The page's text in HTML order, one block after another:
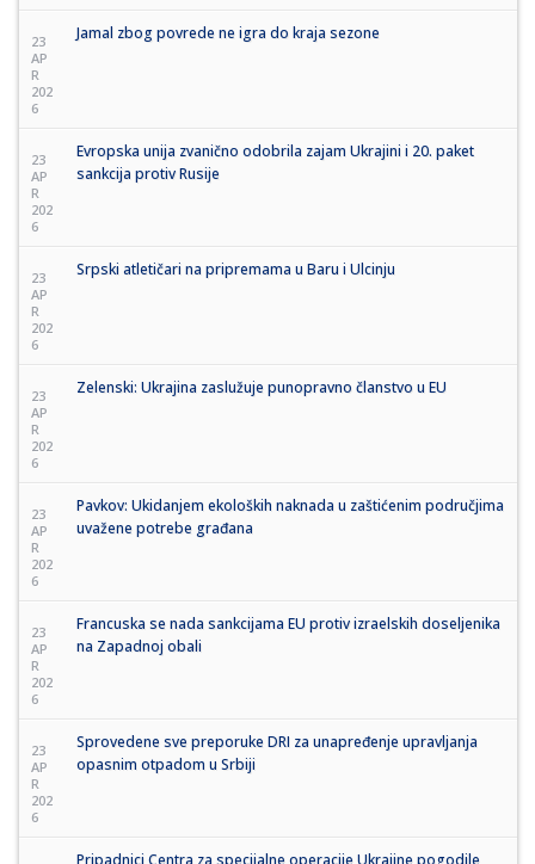
23
AP
R
202
6
Jamal zbog povrede ne igra do kraja sezone
23
AP
R
202
6
Evropska unija zvanično odobrila zajam Ukrajini i 20. paket
sankcija protiv Rusije
23
AP
R
202
6
Srpski atletičari na pripremama u Baru i Ulcinju
23
AP
R
202
6
Zelenski: Ukrajina zaslužuje punopravno članstvo u EU
23
AP
R
202
6
Pavkov: Ukidanjem ekoloških naknada u zaštićenim područjima
uvažene potrebe građana
23
AP
R
202
6
Francuska se nada sankcijama EU protiv izraelskih doseljenika
na Zapadnoj obali
23
AP
R
202
6
Sprovedene sve preporuke DRI za unapređenje upravljanja
opasnim otpadom u Srbiji
Pripadnici Centra za specijalne operacije Ukrajine pogodile